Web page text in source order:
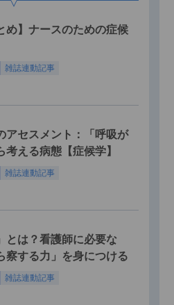
め】ナースのための症候
雑誌連動記事
アセスメント：「呼吸が
考える病態【症候学】
雑誌連動記事
とは？看護師に必要な
察する力」を身につける
雑誌連動記事